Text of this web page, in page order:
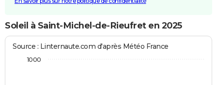
Soleil à Saint-Michel-de-Rieufret en 2025
Source : Linternaute.com d'après Météo France
1000